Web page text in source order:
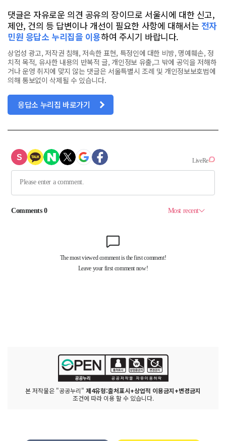
댓글은 자유로운 의견 공유의 장이므로 서울시에 대한 신고,
제안, 건의 등 답변이나 개선이 필요한 사항에 대해서는 전자
민원 응답소 누리집을 이용하여 주시기 바랍니다.
상업성 광고, 저작권 침해, 저속한 표현, 특정인에 대한 비방, 명예훼손, 정
치적 목적, 유사한 내용의 반복적 글, 개인정보 유출,그 밖에 공익을 저해하
거나 운영 취지에 맞지 않는 댓글은 서울특별시 조례 및 개인정보보호법에
의해 통보없이 삭제될 수 있습니다.
응답소 누리집 바로가기
본 저작물은 "공공누리" 제4유형:출처표시+상업적 이용금지+변경금지
조건에 따라 이용 할 수 있습니다.